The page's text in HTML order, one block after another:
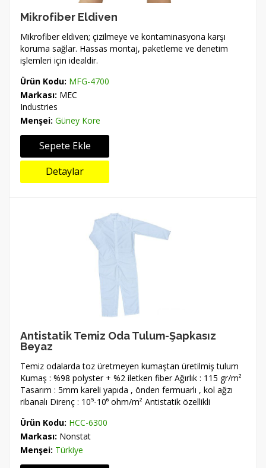
Mikrofiber Eldiven
Mikrofiber eldiven; çizilmeye ve kontaminasyona karşı
koruma sağlar. Hassas montaj, paketleme ve denetim
işlemleri için idealdir.
Ürün Kodu: MFG-4700
Markası: MEC
Industries
Menşei: Güney Kore
Sepete Ekle
Detaylar
Antistatik Temiz Oda Tulum-Şapkasız
Beyaz
Temiz odalarda toz üretmeyen kumaştan üretilmiş tulum
Kumaş : %98 polyster + %2 iletken fiber Ağırlık : 115 gr/m²
Tasarım : 5mm kareli yapıda , önden fermuarlı , kol ağzı
ribanalı Direnç : 10⁵-10⁶ ohm/m² Antistatik özellikli
Ürün Kodu: HCC-6300
Markası: Nonstat
Menşei: Türkiye